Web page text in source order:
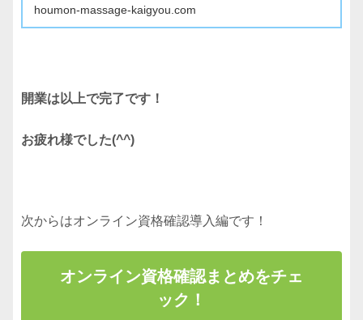
houmon-massage-kaigyou.com
開業は以上で完了です！
お疲れ様でした(^^)
次からはオンライン資格確認導入編です！
オンライン資格確認まとめをチェ
ック！